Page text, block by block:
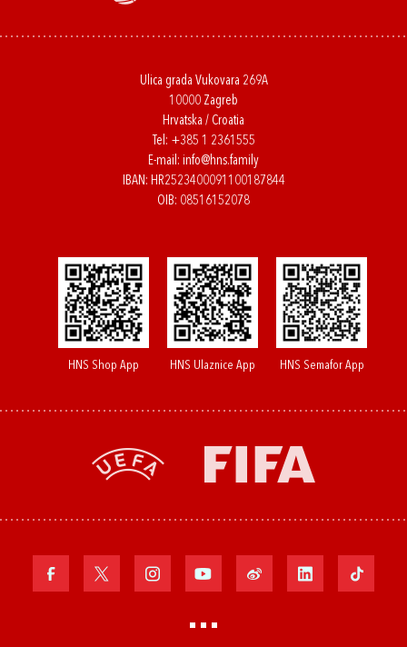
Ulica grada Vukovara 269A
10000 Zagreb
Hrvatska / Croatia
Tel: +385 1 2361555
E-mail: info@hns.family
IBAN: HR2523400091100187844
OIB: 08516152078
HNS Shop App HNS Ulaznice App HNS Semafor App